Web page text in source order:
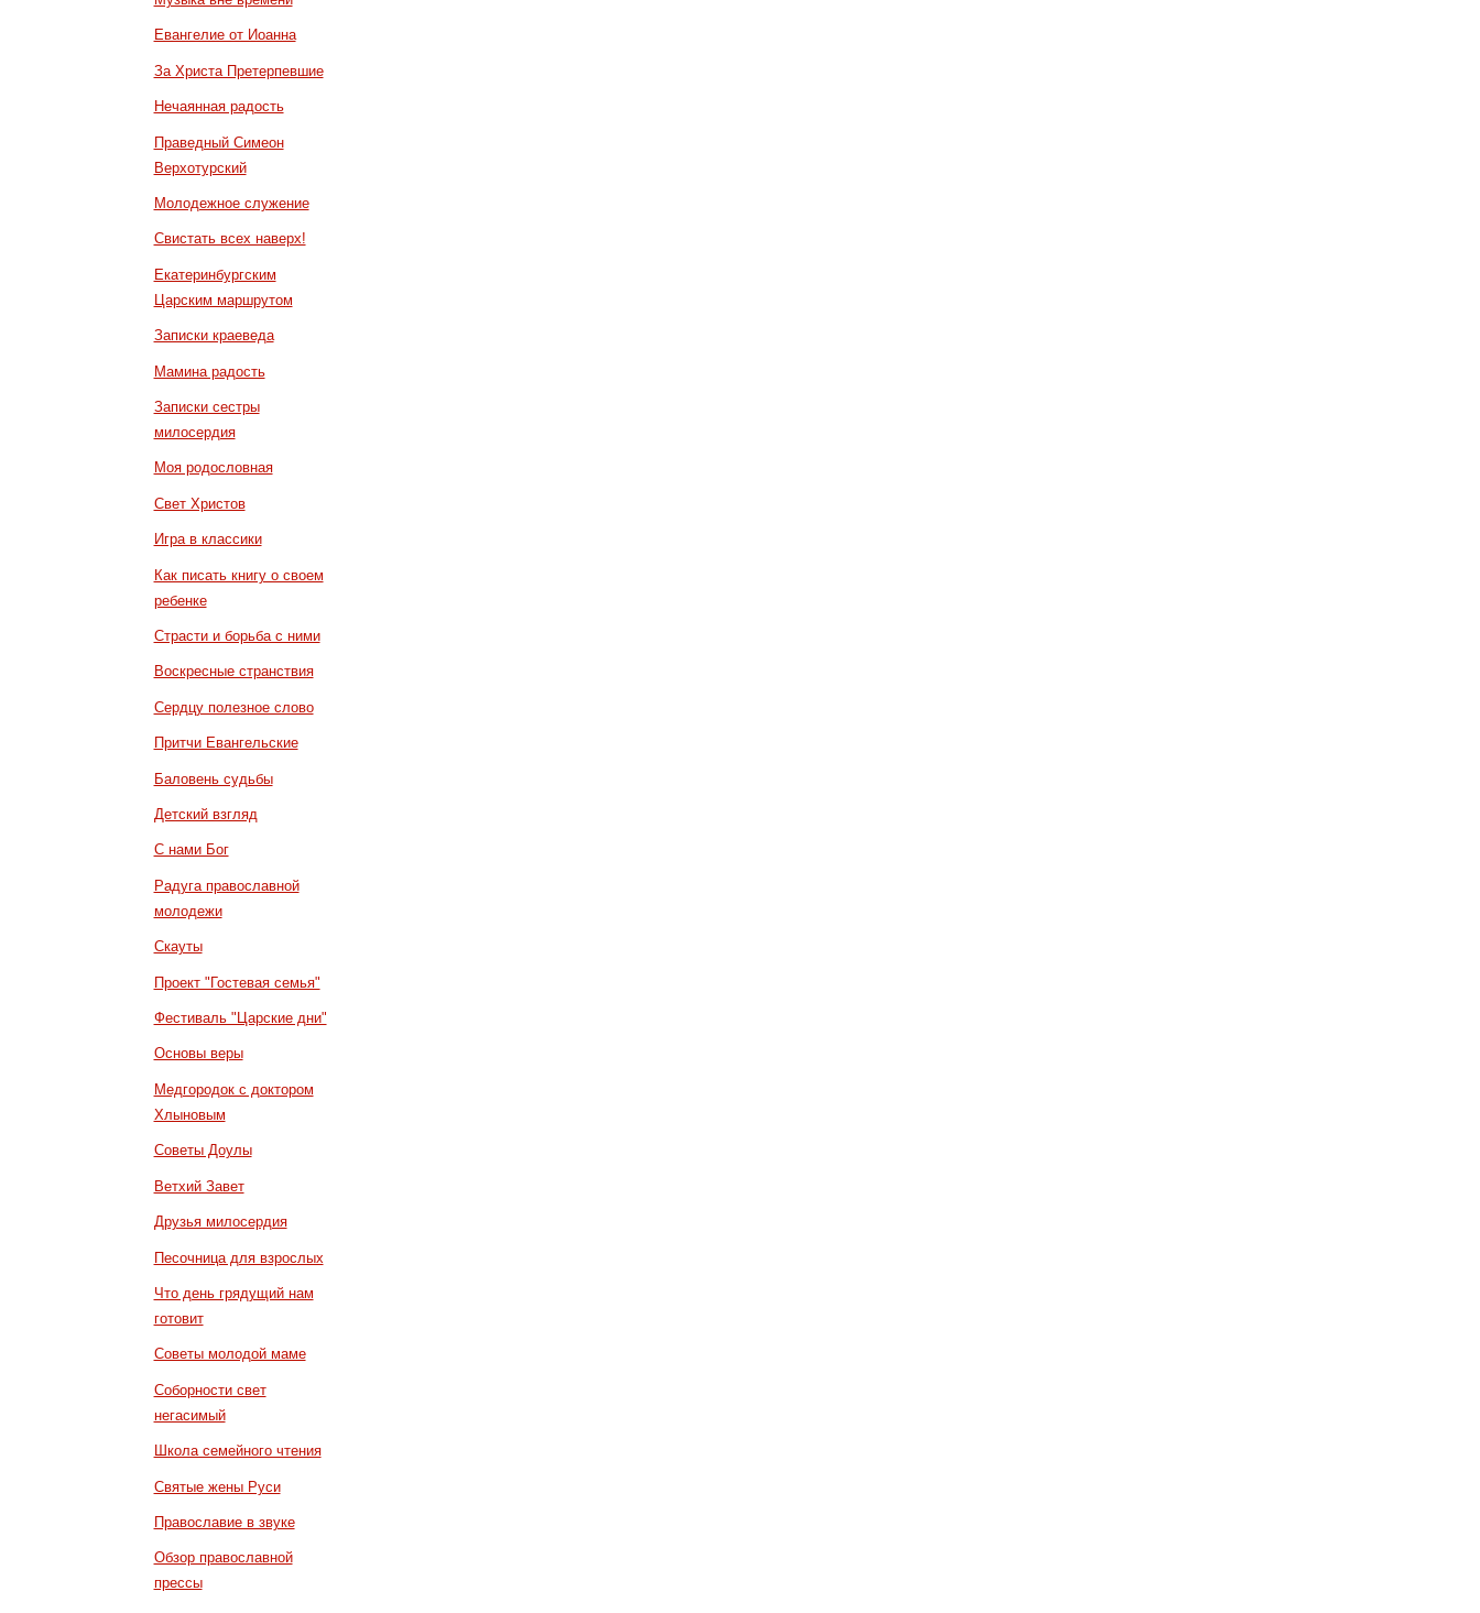
Евангелие от Иоанна
За Христа Претерпевшие
Нечаянная радость
Праведный Симеон
Верхотурский
Молодежное служение
Свистать всех наверх!
Екатеринбургским
Царским маршрутом
Записки краеведа
Мамина радость
Записки сестры
милосердия
Моя родословная
Свет Христов
Игра в классики
Как писать книгу о своем
ребенке
Страсти и борьба с ними
Воскресные странствия
Сердцу полезное слово
Притчи Евангельские
Баловень судьбы
Детский взгляд
С нами Бог
Радуга православной
молодежи
Скауты
Проект "Гостевая семья"
Фестиваль "Царские дни"
Основы веры
Медгородок с доктором
Хлыновым
Советы Доулы
Ветхий Завет
Друзья милосердия
Песочница для взрослых
Что день грядущий нам
готовит
Советы молодой маме
Соборности свет
негасимый
Школа семейного чтения
Святые жены Руси
Православие в звуке
Обзор православной
прессы